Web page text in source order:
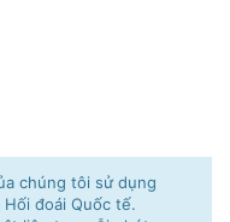
chúng tôi sử dụng
đoái Quốc tế.